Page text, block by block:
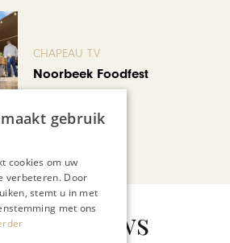
CHAPEAU TV
Noorbeek Foodfest
nieuws
gebruik
cookies om uw
verbeteren. Door
stemt u in met
met ons